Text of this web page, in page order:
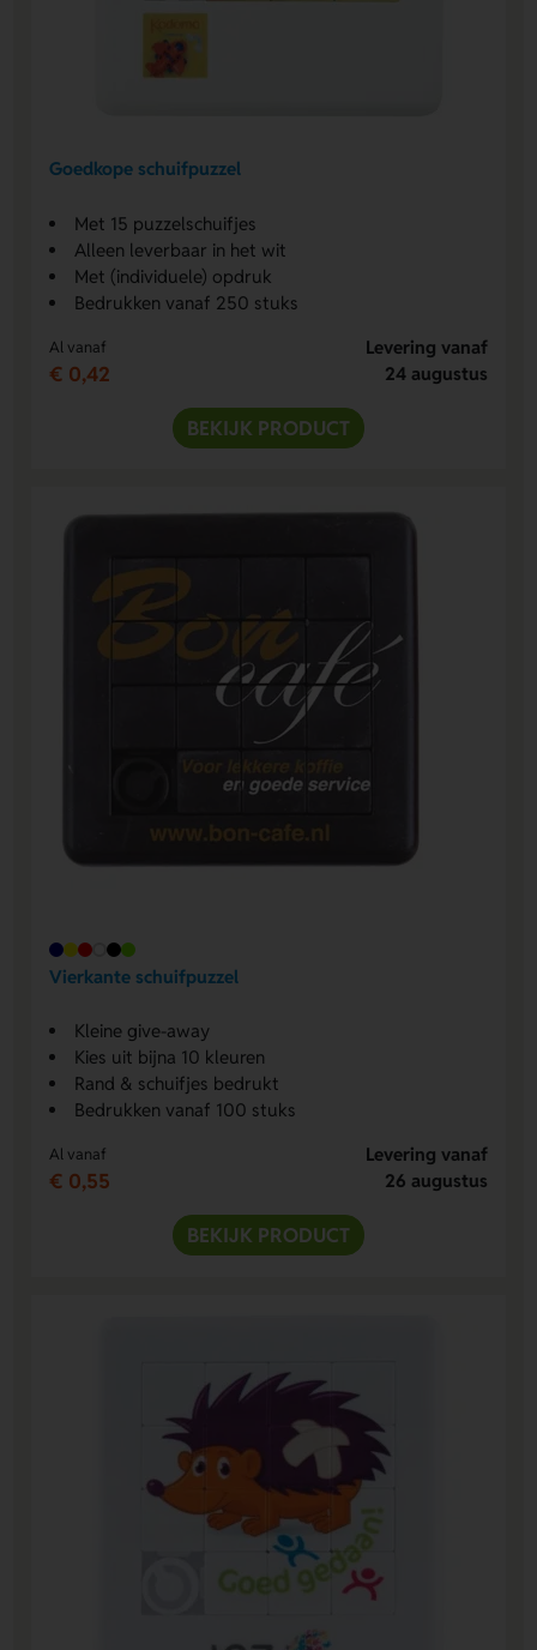
Goedkope schuifpuzzel
Met 15 puzzelschuifjes
Alleen leverbaar in het wit
Met (individuele) opdruk
Bedrukken vanaf 250 stuks
Al vanaf
€ 0,42
Levering vanaf
24 augustus
BEKIJK PRODUCT
Vierkante schuifpuzzel
Kleine give-away
Kies uit bijna 10 kleuren
Rand & schuifjes bedrukt
Bedrukken vanaf 100 stuks
Al vanaf
€ 0,55
Levering vanaf
26 augustus
BEKIJK PRODUCT